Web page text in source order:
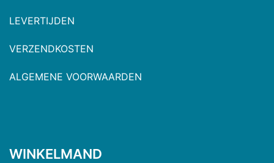
LEVERTIJDEN
VERZENDKOSTEN
ALGEMENE VOORWAARDEN
WINKELMAND